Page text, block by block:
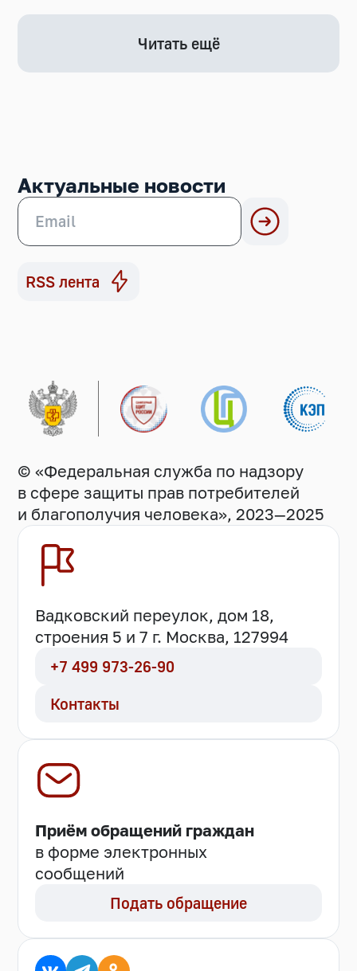
Читать ещё
Актуальные новости
RSS лента
© «Федеральная служба по надзору
в сфере защиты прав потребителей
и благополучия человека», 2023—2025
Вадковский переулок, дом 18,
строения 5 и 7 г. Москва, 127994
+7 499 973-26-90
Контакты
Приём обращений граждан
в форме электронных
сообщений
Подать обращение